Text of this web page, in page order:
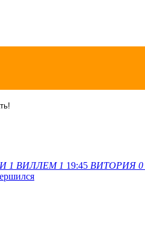
1 ВИЛЛЕМ 1 19:45 ВИТОРИЯ 0